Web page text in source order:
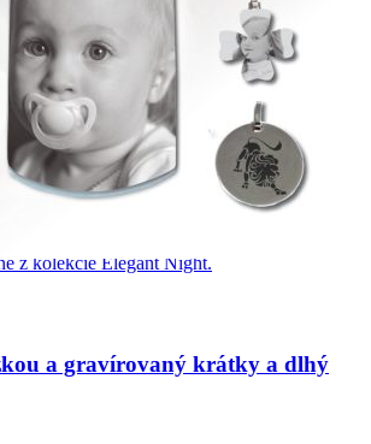
z kolekcie Elegant Night.
a gravírovaný krátky a dlhý